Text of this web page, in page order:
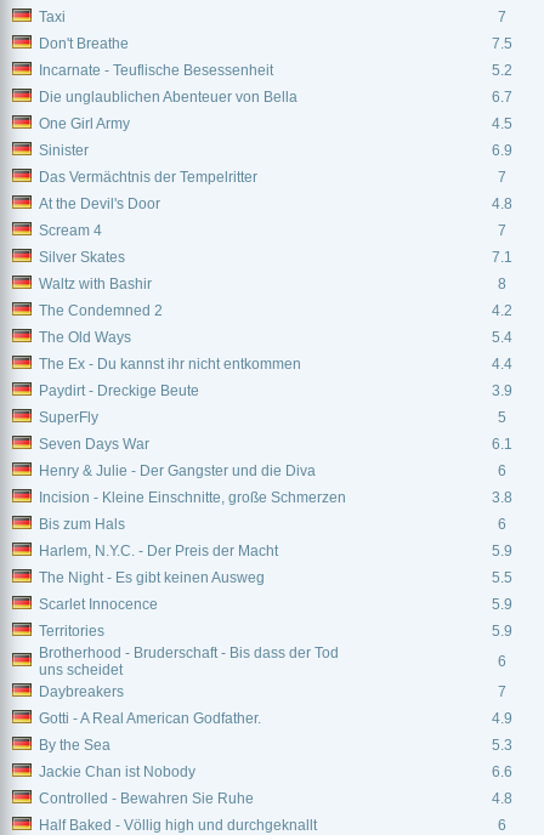
Taxi
7
Don't Breathe
7.5
Incarnate - Teuflische Besessenheit
5.2
Die unglaublichen Abenteuer von Bella
6.7
One Girl Army
4.5
Sinister
6.9
Das Vermächtnis der Tempelritter
7
At the Devil's Door
4.8
Scream 4
7
Silver Skates
7.1
Waltz with Bashir
8
The Condemned 2
4.2
The Old Ways
5.4
The Ex - Du kannst ihr nicht entkommen
4.4
Paydirt - Dreckige Beute
3.9
SuperFly
5
Seven Days War
6.1
Henry & Julie - Der Gangster und die Diva
6
Incision - Kleine Einschnitte, große Schmerzen
3.8
Bis zum Hals
6
Harlem, N.Y.C. - Der Preis der Macht
5.9
The Night - Es gibt keinen Ausweg
5.5
Scarlet Innocence
5.9
Territories
5.9
Brotherhood - Bruderschaft - Bis dass der Tod
uns scheidet
6
Daybreakers
7
Gotti - A Real American Godfather.
4.9
By the Sea
5.3
Jackie Chan ist Nobody
6.6
Controlled - Bewahren Sie Ruhe
4.8
Half Baked - Völlig high und durchgeknallt
6